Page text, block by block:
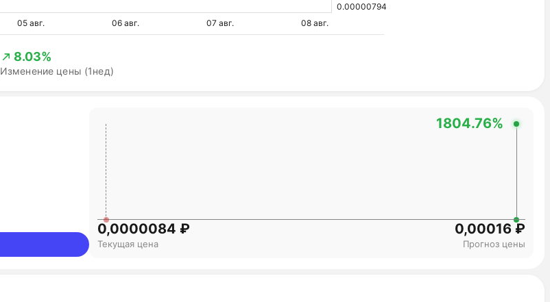
05 авг. 06 авг. 07 авг. 08 авг.
0.00000794
Изменение цены (1нед)
8.03%
1804.76%
0,0000084 ₽
Текущая цена
0,00016 ₽
Прогноз цены